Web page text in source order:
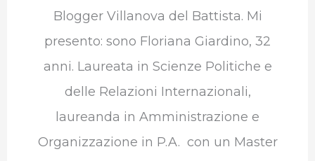
Blogger Villanova del Battista. Mi
presento: sono Floriana Giardino, 32
anni. Laureata in Scienze Politiche e
delle Relazioni Internazionali,
laureanda in Amministrazione e
Organizzazione in P.A. con un Master